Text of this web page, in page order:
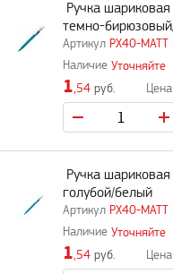
PX40-
Ручка
темно-
Уточняйте
1,54 руб.
PX40-
Ручка
голубой/белый
Уточняйте
1,54 руб.